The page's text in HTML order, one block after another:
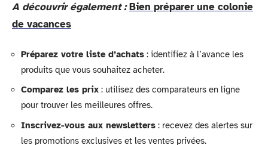
A découvrir également : Bien préparer une colonie
de vacances
Préparez votre liste d’achats : identifiez à l’avance les
produits que vous souhaitez acheter.
Comparez les prix : utilisez des comparateurs en ligne
pour trouver les meilleures offres.
Inscrivez-vous aux newsletters : recevez des alertes sur
les promotions exclusives et les ventes privées.